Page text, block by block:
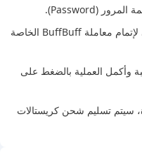
الخطوة الثالثة: أدخل عنوان بريد إلكتروني لإتمام معاملة BuffBuff الخاصة
وأكمل العملية بالضغط على
سيتم تسليم شحن كريستالات